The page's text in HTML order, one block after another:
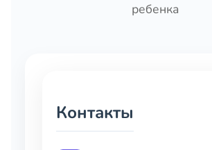
ребенка
Контакты